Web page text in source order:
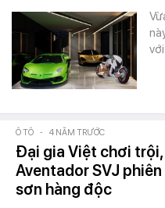
Ô TÔ - 4 NĂM TRƯỚC
Đại gia Việt chơi
Aventador SVJ
sơn hàng độc